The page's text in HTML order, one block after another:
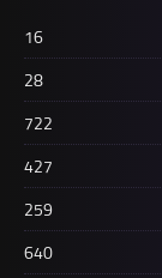
16
28
722
427
259
640